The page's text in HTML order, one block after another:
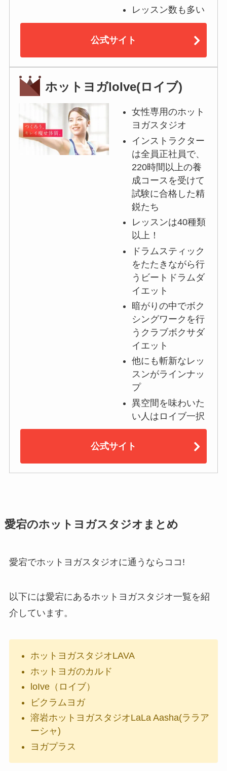
レッスン数も多い
公式サイト
ホットヨガloIve(ロイブ)
女性専用のホット
ヨガスタジオ
インストラクター
は全員正社員で、
220時間以上の養
成コースを受けて
試験に合格した精
鋭たち
レッスンは40種類
以上！
ドラムスティック
をたたきながら行
うビートドラムダ
イエット
暗がりの中でボク
シングワークを行
うクラブボクサダ
イエット
他にも斬新なレッ
スンがラインナッ
プ
異空間を味わいた
い人はロイブ一択
公式サイト
愛宕のホットヨガスタジオまとめ
愛宕でホットヨガスタジオに通うならココ!
以下には愛宕にあるホットヨガスタジオ一覧を紹
介しています。
ホットヨガスタジオLAVA
ホットヨガのカルド
loIve（ロイブ）
ビクラムヨガ
溶岩ホットヨガスタジオLaLa Aasha(ララア
ーシャ)
ヨガプラス